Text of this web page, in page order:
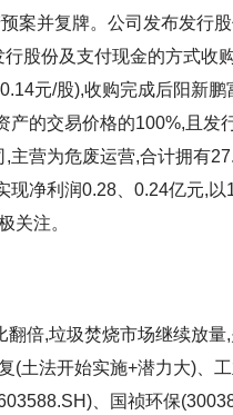
案并复牌。公司发布发行
股份及支付现金的方式收
元/股),收购完成后阳新
产的交易价格的100%,且
主营为危废运营,合计拥有
现净利润0.28、0.24亿元,
关注。
倍,垃圾焚烧市场继续放
(土法开始实施+潜力大)、
、国祯环保